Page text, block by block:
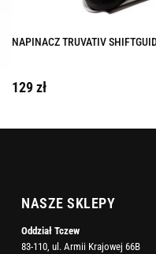
NAPINACZ TRUVATIV
129 zł
NASZE SKLEPY
Oddział Tczew
83-110, ul. Armii Krajowej 66B